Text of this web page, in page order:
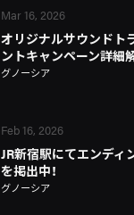
Mar 16, 2026
オリジナルサウンドト
ントキャンペーン詳細
グノーシア
Feb 16, 2026
JR新宿駅にてエンディ
を掲出中！
グノーシア